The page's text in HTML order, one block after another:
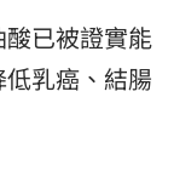
已被證實能
乳癌、結腸